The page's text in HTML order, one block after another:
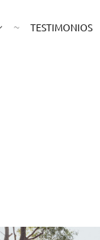
TESTIMONIOS